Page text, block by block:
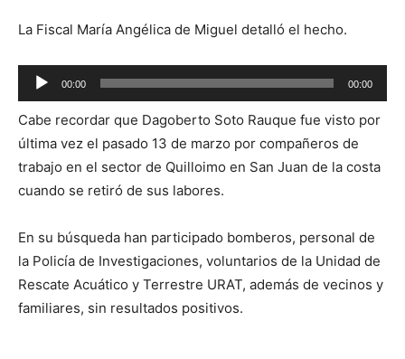
La Fiscal María Angélica de Miguel detalló el hecho.
Reproductor
de
audio
00:00 00:00
Cabe recordar que Dagoberto Soto Rauque fue visto por
última vez el pasado 13 de marzo por compañeros de
trabajo en el sector de Quilloimo en San Juan de la costa
cuando se retiró de sus labores.
En su búsqueda han participado bomberos, personal de
la Policía de Investigaciones, voluntarios de la Unidad de
Rescate Acuático y Terrestre URAT, además de vecinos y
familiares, sin resultados positivos.